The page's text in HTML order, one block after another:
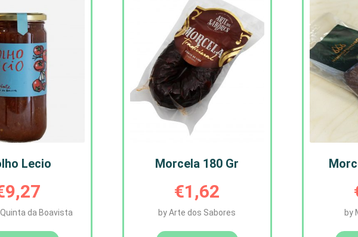
Lecio
9,27
da Boavista
Morcela 180 Gr
€1,62
by Arte dos Sabores by